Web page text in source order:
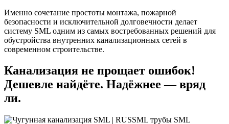
Именно сочетание простоты монтажа, пожарной
безопасности и исключительной долговечности делает
систему SML одним из самых востребованных решений для
обустройства внутренних канализационных сетей в
современном строительстве.
Канализация не прощает ошибок!
Дешевле найдёте. Надёжнее — вряд
ли.